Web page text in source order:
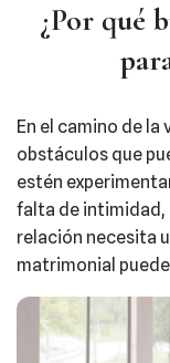
¿Por qué
En el camino de
obstáculos que
estén
falta de intimidad,
relación necesita
matrimonial